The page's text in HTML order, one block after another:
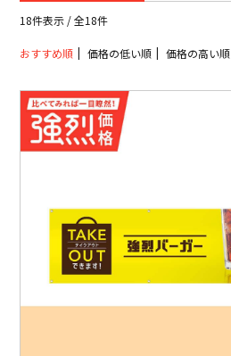
18件表示 / 全18件
おすすめ順 価格の低い順 価格の高い順